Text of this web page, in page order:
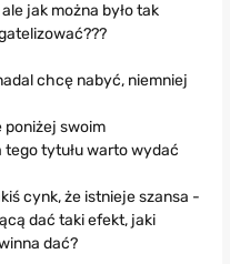
jak można było tak
chcę nabyć, niemniej
poniżej swoim
tego tytułu warto wydać
cynk, że istnieje szansa -
dać taki efekt, jaki
dać?